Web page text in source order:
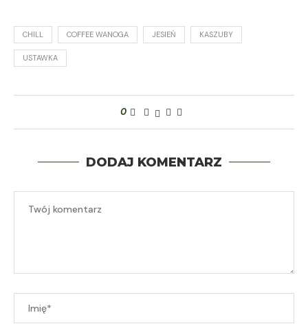
CHILL COFFEE WANOGA JESIEŃ KASZUBY
USTAWKA
0
DODAJ KOMENTARZ